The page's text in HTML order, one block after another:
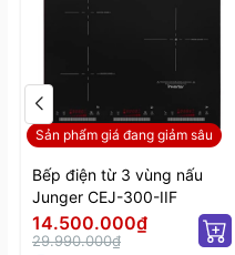
Sản phẩm giá đang giảm sâu
Bếp điện từ 3 vùng nấu
Junger CEJ-300-IIF
14.500.000₫
29.990.000₫